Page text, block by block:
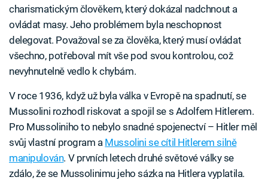
charismatickým člověkem, který dokázal nadchnout a
ovládat masy. Jeho problémem byla neschopnost
delegovat. Považoval se za člověka, který musí ovládat
všechno, potřeboval mít vše pod svou kontrolou, což
nevyhnutelně vedlo k chybám.
V roce 1936, když už byla válka v Evropě na spadnutí, se
Mussolini rozhodl riskovat a spojil se s Adolfem Hitlerem.
Pro Mussoliniho to nebylo snadné spojenectví – Hitler měl
svůj vlastní program a Mussolini se cítil Hitlerem silně
manipulován. V prvních letech druhé světové války se
zdálo, že se Mussolinimu jeho sázka na Hitlera vyplatila.